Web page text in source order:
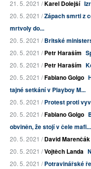
21. 5. 2021 /Karel Dolejší
20. 5. 2021 /Zápach smrti z
mrtvoly do...
20. 5. 2021 /Britské
20. 5. 2021 /Petr Haraším
20. 5. 2021 /Petr Haraším
20. 5. 2021 /Fabiano Golgo
tajné setkání v Playboy M...
20. 5. 2021 /Protest proti
20. 5. 2021 /Fabiano Golgo
obviněn, že stojí v čele mafi...
20. 5. 2021 /David Marenčák
20. 5. 2021 /Vojtěch Landa
20. 5. 2021 /Potravinářské